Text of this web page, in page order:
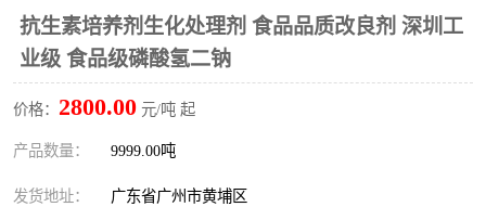
抗生素培养剂生化处理剂 食品品质改良剂 深圳工
业级 食品级磷酸氢二钠
价格： 2800.00 元/吨 起
产品数量： 9999.00吨
发货地址： 广东省广州市黄埔区
聚合硫酸铁 磷酸二氢钠
大苏打 硼酸
元明粉